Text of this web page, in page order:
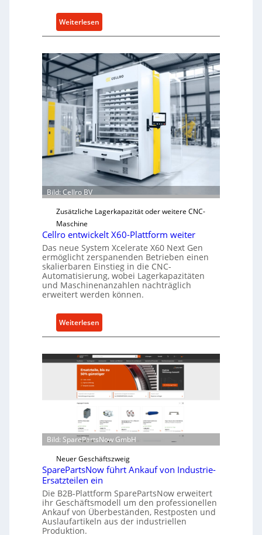
Weiterlesen
M
c
h
n
i
c
h
e
r
Ü
b
s
t
s
c
u
t
z
f
ü
r
i
d
i
r
k
t
A
n
t
Bild: Cellro BV
Zusätzliche Lagerkapazität oder weitere CNC-
Maschine
Cellro entwickelt X60-Plattform weiter
Das neue System Xcelerate X60 Next Gen
ermöglicht zerspanenden Betrieben einen
skalierbaren Einstieg in die CNC-
Automatisierung, wobei Lagerkapazitäten
und Maschinenanzahlen nachträglich
erweitert werden können.
Weiterlesen
C
l
l
n
t
w
i
c
k
e
l
t
Bild: SparePartsNow GmbH
Neuer Geschäftszweig
SparePartsNow führt Ankauf von Industrie-
Ersatzteilen ein
Die B2B-Plattform SparePartsNow erweitert
ihr Geschäftsmodell um den professionellen
Ankauf von Überbeständen, Restposten und
Auslaufartikeln aus der industriellen
Produktion.